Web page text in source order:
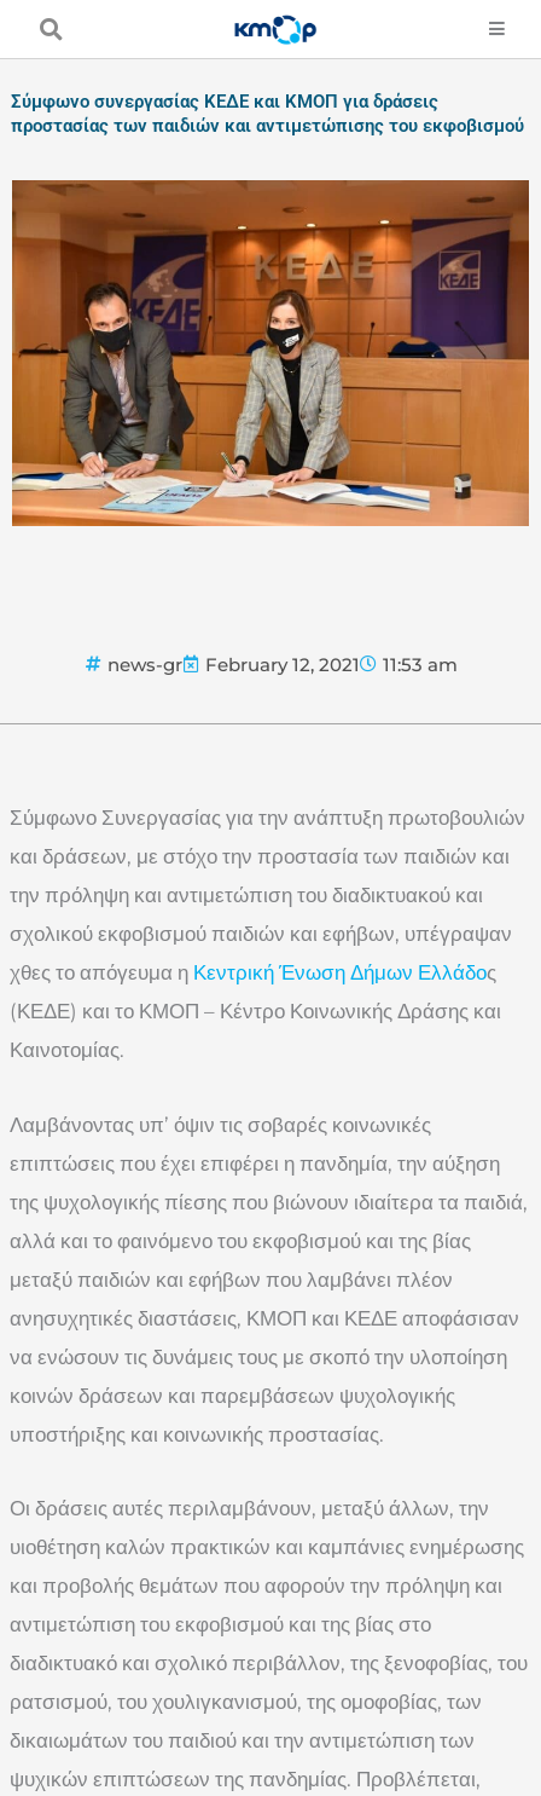
Σύμφωνο συνεργασίας ΚΕΔΕ και ΚΜΟΠ για δράσεις
προστασίας των παιδιών και αντιμετώπισης του εκφοβισμού
news-gr February 12, 2021 11:53 am
Σύμφωνο Συνεργασίας για την ανάπτυξη πρωτοβουλιών
και δράσεων, με στόχο την προστασία των παιδιών και
την πρόληψη και αντιμετώπιση του διαδικτυακού και
σχολικού εκφοβισμού παιδιών και εφήβων, υπέγραψαν
χθες το απόγευμα η Κεντρική Ένωση Δήμων Ελλάδος
(ΚΕΔΕ) και το ΚΜΟΠ – Κέντρο Κοινωνικής Δράσης και
Καινοτομίας.
Λαμβάνοντας υπ’ όψιν τις σοβαρές κοινωνικές
επιπτώσεις που έχει επιφέρει η πανδημία, την αύξηση
της ψυχολογικής πίεσης που βιώνουν ιδιαίτερα τα παιδιά,
αλλά και το φαινόμενο του εκφοβισμού και της βίας
μεταξύ παιδιών και εφήβων που λαμβάνει πλέον
ανησυχητικές διαστάσεις, ΚΜΟΠ και ΚΕΔΕ αποφάσισαν
να ενώσουν τις δυνάμεις τους με σκοπό την υλοποίηση
κοινών δράσεων και παρεμβάσεων ψυχολογικής
υποστήριξης και κοινωνικής προστασίας.
Οι δράσεις αυτές περιλαμβάνουν, μεταξύ άλλων, την
υιοθέτηση καλών πρακτικών και καμπάνιες ενημέρωσης
και προβολής θεμάτων που αφορούν την πρόληψη και
αντιμετώπιση του εκφοβισμού και της βίας στο
διαδικτυακό και σχολικό περιβάλλον, της ξενοφοβίας, του
ρατσισμού, του χουλιγκανισμού, της ομοφοβίας, των
δικαιωμάτων του παιδιού και την αντιμετώπιση των
ψυχικών επιπτώσεων της πανδημίας. Προβλέπεται,